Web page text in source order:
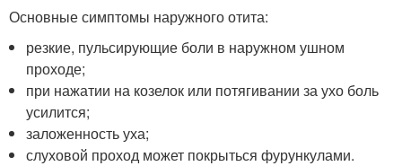
Основные симптомы наружного отита:
резкие, пульсирующие боли в наружном ушном
проходе;
при нажатии на козелок или потягивании за ухо боль
усилится;
заложенность уха;
слуховой проход может покрыться фурункулами.